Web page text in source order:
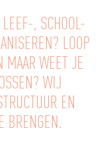
, SCHOOL-
LOOP
MAAR WEET JE
WIJ
EN